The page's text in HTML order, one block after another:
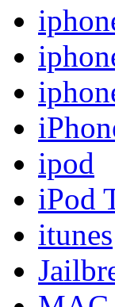
ipod
iPod
itunes